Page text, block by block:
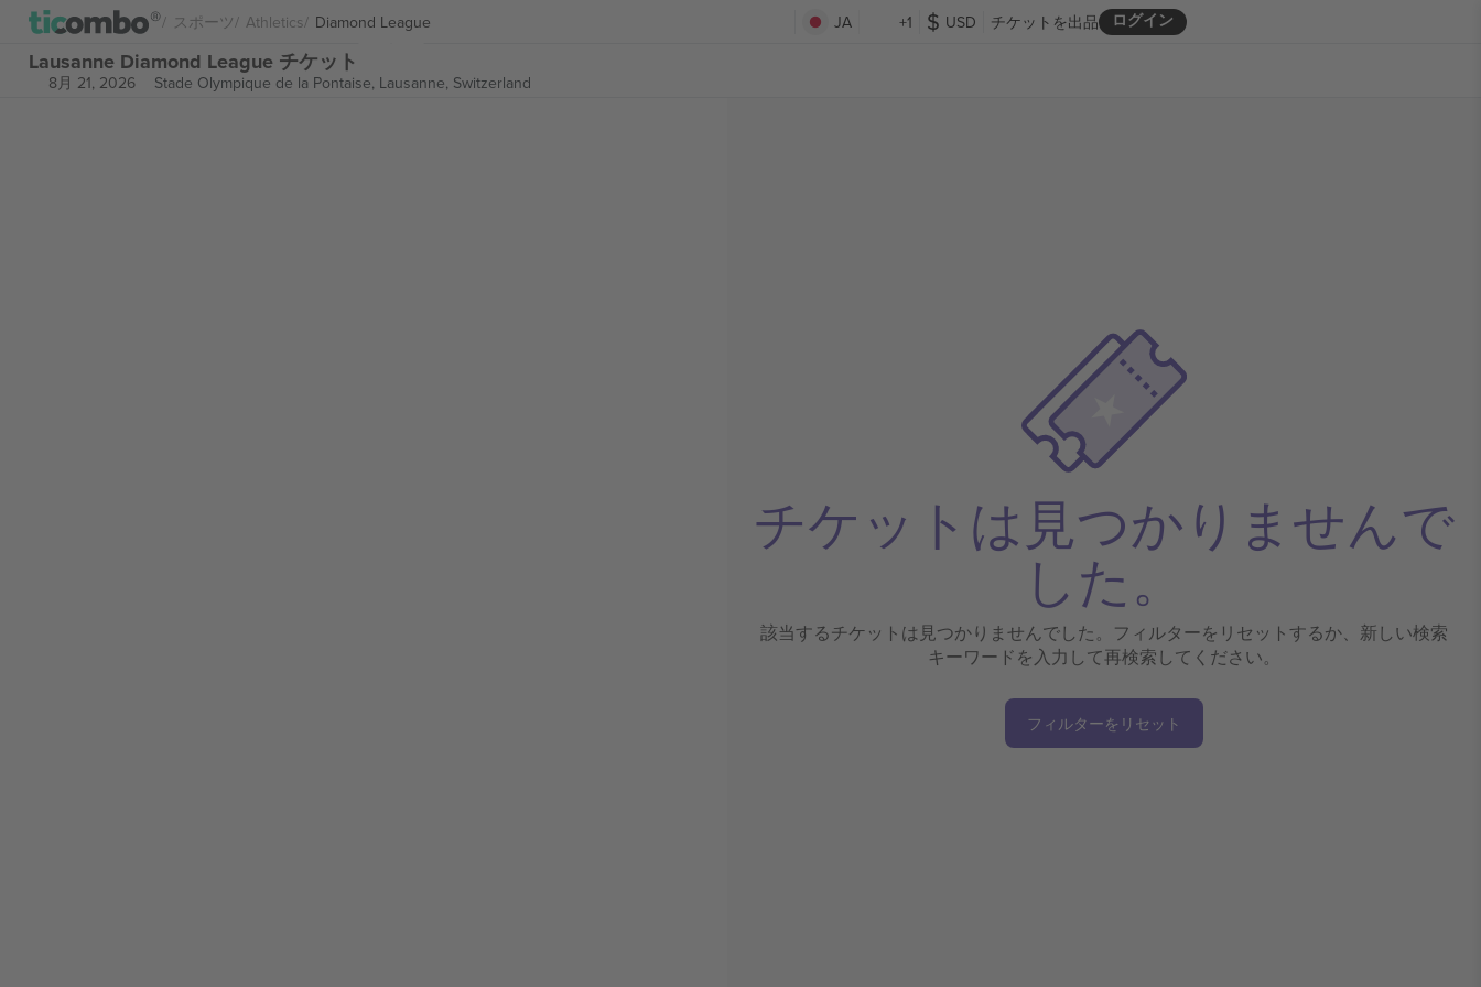
スポーツ Athletics Diamond League JA +1 USD ログイン
チケットを出品
Lausanne Diamond League チケット
8月 21, 2026 Stade Olympique de la Pontaise, Lausanne, Switzerland
チケットは見つかりませんで
した。
該当するチケットは見つかりませんでした。フィルターをリセットするか、新しい検索
キーワードを入力して再検索してください。
フィルターをリセット